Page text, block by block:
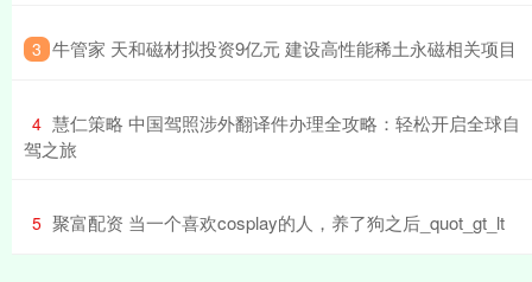
3 ​牛管家 天和磁材拟投资9亿元 建设高性能稀土永磁相关项目
4 ​慧仁策略 中国驾照涉外翻译件办理全攻略：轻松开启全球自
驾之旅
5 ​聚富配资 当一个喜欢cosplay的人，养了狗之后_quot_gt_lt